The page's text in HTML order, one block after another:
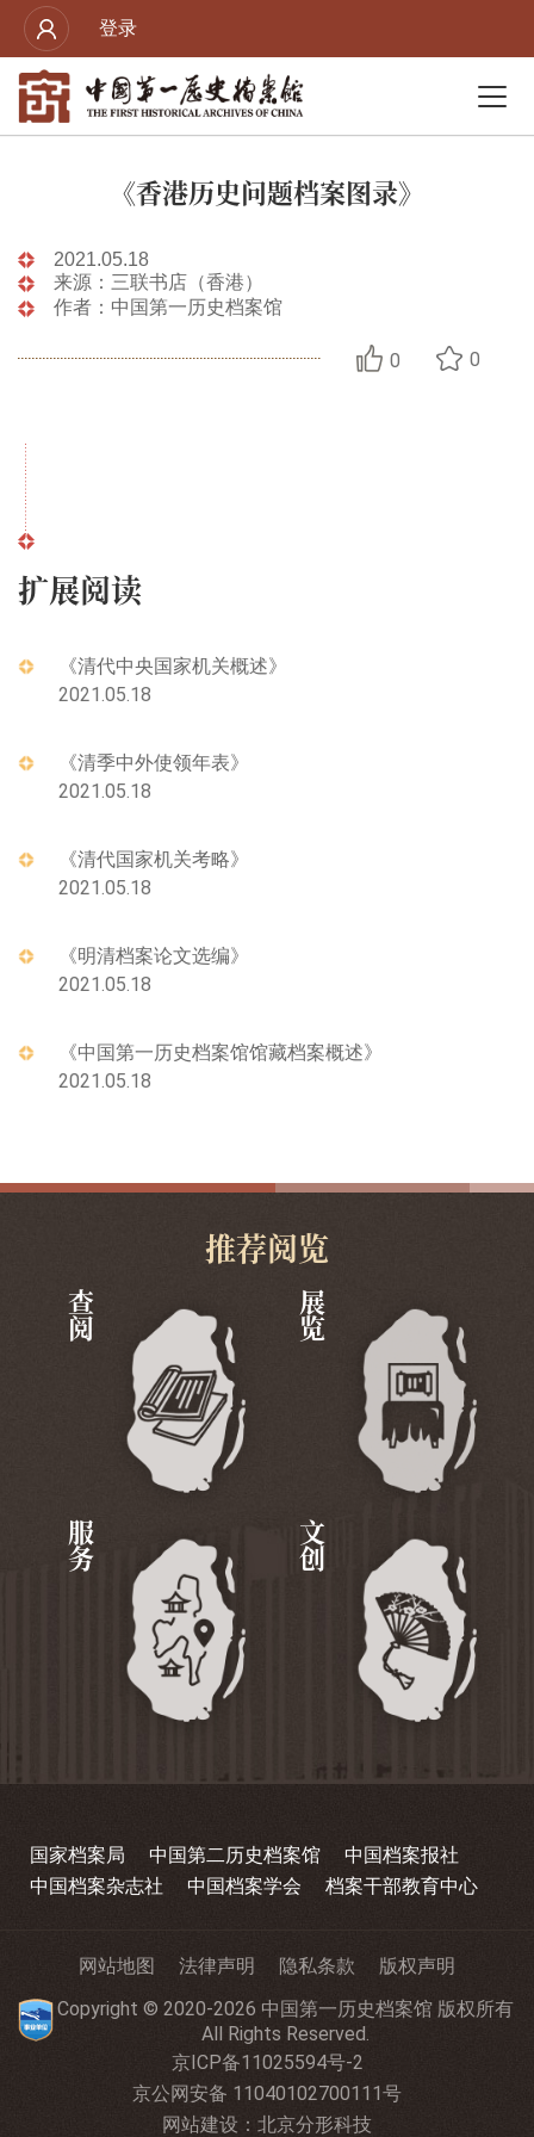
登录
《香港历史问题档案图录》
2021.05.18
来源：三联书店（香港）
作者：中国第一历史档案馆
0 0
扩展阅读
《清代中央国家机关概述》
2021.05.18
《清季中外使领年表》
2021.05.18
《清代国家机关考略》
2021.05.18
《明清档案论文选编》
2021.05.18
《中国第一历史档案馆馆藏档案概述》
2021.05.18
推荐阅览
查阅 展览
服务 文创
国家档案局 中国第二历史档案馆
中国档案报社
中国档案杂志社
中国档案学会 档案干部教育中心
网站地图 法律声明 隐私条款
版权声明
Copyright © 2020-2026 中国第一历史档案馆 版权所有
All Rights Reserved.
京ICP备11025594号-2
京公网安备 11040102700111号
网站建设 ： 北京分形科技